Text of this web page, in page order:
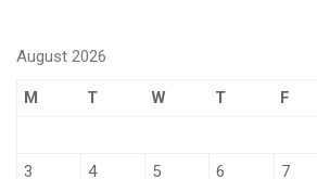
August 2026
M T W T F
3
4 5 6 7